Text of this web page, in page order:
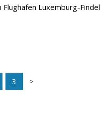
Luxemburg-Findel
3